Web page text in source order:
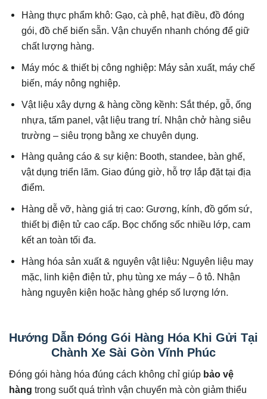
Hàng thực phẩm khô: Gạo, cà phê, hạt điều, đồ đóng
gói, đồ chế biến sẵn. Vận chuyển nhanh chóng để giữ
chất lượng hàng.
Máy móc & thiết bị công nghiệp: Máy sản xuất, máy chế
biến, máy nông nghiệp.
Vật liệu xây dựng & hàng cồng kềnh: Sắt thép, gỗ, ống
nhựa, tấm panel, vật liệu trang trí. Nhận chở hàng siêu
trường – siêu trọng bằng xe chuyên dụng.
Hàng quảng cáo & sự kiện: Booth, standee, bàn ghế,
vật dụng triển lãm. Giao đúng giờ, hỗ trợ lắp đặt tại địa
điểm.
Hàng dễ vỡ, hàng giá trị cao: Gương, kính, đồ gốm sứ,
thiết bị điện tử cao cấp. Bọc chống sốc nhiều lớp, cam
kết an toàn tối đa.
Hàng hóa sản xuất & nguyên vật liệu: Nguyên liệu may
mặc, linh kiện điện tử, phụ tùng xe máy – ô tô. Nhận
hàng nguyên kiện hoặc hàng ghép số lượng lớn.
Hướng Dẫn Đóng Gói Hàng Hóa Khi Gửi Tại
Chành Xe Sài Gòn Vĩnh Phúc
Đóng gói hàng hóa đúng cách không chỉ giúp bảo vệ
hàng trong suốt quá trình vận chuyển mà còn giảm thiểu